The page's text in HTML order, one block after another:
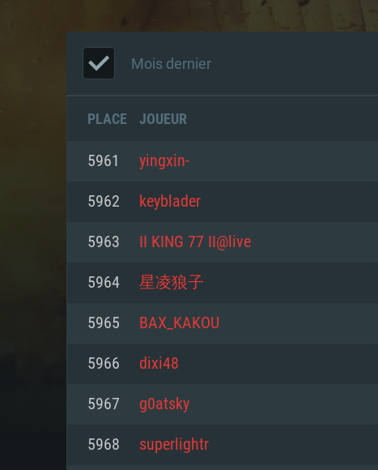
Mois dernier
PLACE JOUEUR
5961 yingxin-
5962 keyblader
5963 II KING 77 II@live
5964 星凌狼子
5965 BAX_KAKOU
5966 dixi48
5967 g0atsky
5968 superlightr